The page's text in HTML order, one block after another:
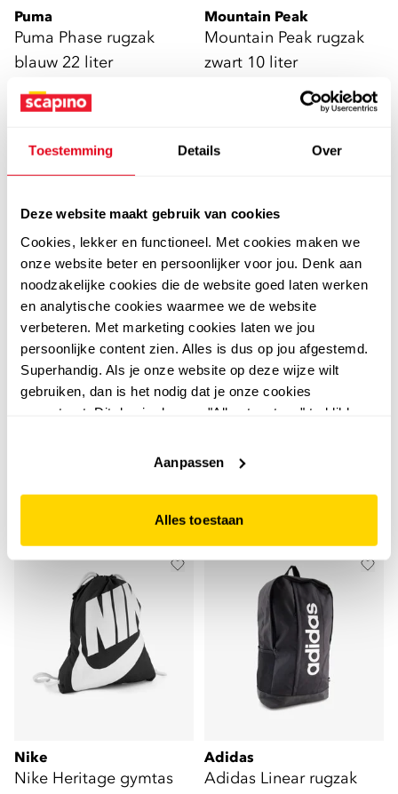
Toestemming Details Over
Deze website maakt gebruik van cookies
Cookies, lekker en functioneel. Met cookies maken we
onze website beter en persoonlijker voor jou. Denk aan
noodzakelijke cookies die de website goed laten werken
en analytische cookies waarmee we de website
verbeteren. Met marketing cookies laten we jou
persoonlijke content zien. Alles is dus op jou afgestemd.
Superhandig. Als je onze website op deze wijze wilt
gebruiken, dan is het nodig dat je onze cookies
accepteert. Dit doe je door op "Alles toestaan" te klikken.
website niet optimaal functioneert.
Aanpassen
Alles toestaan
Puma
Puma Phase rugzak
blauw 22 liter
1999
Mountain Peak
Mountain Peak rugzak
zwart 10 liter
Osaga
Osaga sporttas en
Puma
Puma Phase Super Puma
sporttas 17 liter
21,99 15
Nike
Nike Heritage gymtas
Adidas
Adidas Linear rugzak